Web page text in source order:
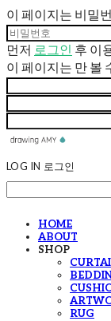
이 페이지는 비밀
먼저 로그인 후 이
이 페이지는 만 볼
LOG IN 로그인
HOME
ABOUT
SHOP
RUG